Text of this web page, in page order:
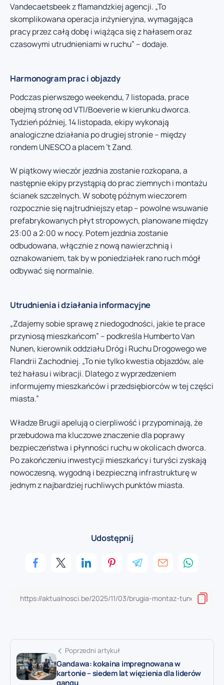
Vandecaetsbeek z flamandzkiej agencji. „To
skomplikowana operacja inżynieryjna, wymagająca
pracy przez całą dobę i wiążąca się z hałasem oraz
czasowymi utrudnieniami w ruchu” – dodaje.
Harmonogram prac i objazdy
Podczas pierwszego weekendu, 7 listopada, prace
obejmą stronę od VTI/Boeverie w kierunku dworca.
Tydzień później, 14 listopada, ekipy wykonają
analogiczne działania po drugiej stronie – między
rondem UNESCO a placem ’t Zand.
W piątkowy wieczór jezdnia zostanie rozkopana, a
następnie ekipy przystąpią do prac ziemnych i montażu
ścianek szczelnych. W sobotę późnym wieczorem
rozpocznie się najtrudniejszy etap – powolne wsuwanie
prefabrykowanych płyt stropowych, planowane między
23:00 a 2:00 w nocy. Potem jezdnia zostanie
odbudowana, włącznie z nową nawierzchnią i
oznakowaniem, tak by w poniedziałek rano ruch mógł
odbywać się normalnie.
Utrudnienia i działania informacyjne
„Zdajemy sobie sprawę z niedogodności, jakie te prace
przyniosą mieszkańcom” – podkreśla Humberto Van
Nunen, kierownik oddziału Dróg i Ruchu Drogowego we
Flandrii Zachodniej. „To nie tylko kwestia objazdów, ale
też hałasu i wibracji. Dlatego z wyprzedzeniem
informujemy mieszkańców i przedsiębiorców w tej części
miasta.”
Władze Brugii apelują o cierpliwość i przypominają, że
przebudowa ma kluczowe znaczenie dla poprawy
bezpieczeństwa i płynności ruchu w okolicach dworca.
Po zakończeniu inwestycji mieszkańcy i turyści zyskają
nowoczesną, wygodną i bezpieczną infrastrukturę w
jednym z najbardziej ruchliwych punktów miasta.
Udostępnij
Poprzedni artykuł
Gandawa: kokaina impregnowana w
kartonie – siedem lat więzienia dla liderów
gangu